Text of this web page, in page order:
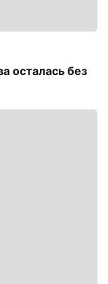
осталась без